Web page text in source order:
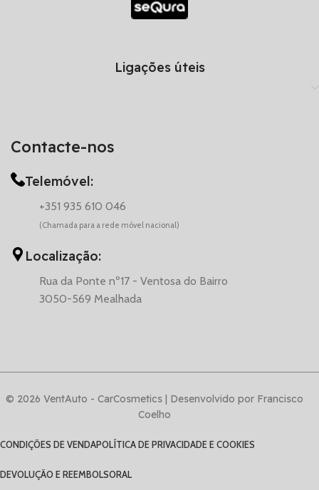
Contacte-nos
Telemóvel:
+351 935 610 046
(Chamada para a rede móvel nacional)
Localização:
Rua da Ponte nº17 - Ventosa do Bairro
3050-569 Mealhada
Ligações úteis
© 2026 VentAuto - CarCosmetics | Desenvolvido por Francisco
Coelho
CONDIÇÕES DE VENDAPOLÍTICA DE PRIVACIDADE E COOKIES
DEVOLUÇÃO E REEMBOLSORAL